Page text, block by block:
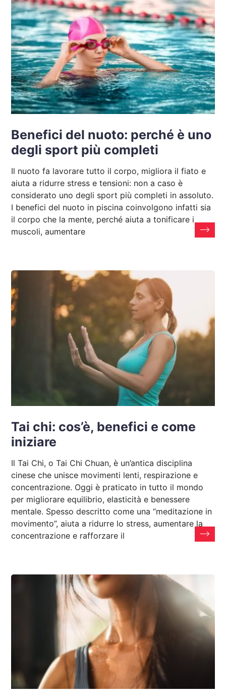
Benefici del nuoto: perché è uno
degli sport più completi
Il nuoto fa lavorare tutto il corpo, migliora il fiato e
aiuta a ridurre stress e tensioni: non a caso è
considerato uno degli sport più completi in assoluto.
I benefici del nuoto in piscina coinvolgono infatti sia
il corpo che la mente, perché aiuta a tonificare i
muscoli, aumentare
Tai chi: cos’è, benefici e come
iniziare
Il Tai Chi, o Tai Chi Chuan, è un’antica disciplina
cinese che unisce movimenti lenti, respirazione e
concentrazione. Oggi è praticato in tutto il mondo
per migliorare equilibrio, elasticità e benessere
mentale. Spesso descritto come una “meditazione in
movimento”, aiuta a ridurre lo stress, aumentare la
concentrazione e rafforzare il